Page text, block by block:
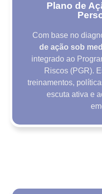
Plano de
Com base no
de ação sob
integrado ao
Riscos (PGR).
treinamentos,
escuta ativa e